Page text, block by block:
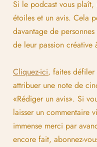
Si le podcast vous plaît,
étoiles et un avis. Cela
davantage de
de leur passion créative
Cliquez-ici, faites défiler
attribuer une note de
«Rédiger un avis». Si
laisser un commentaire
immense merci par
encore fait, abonnez-